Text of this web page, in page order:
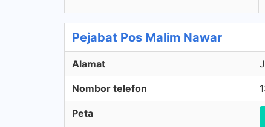
Pejabat Pos Malim Nawar
Alamat
Nombor telefon
Peta